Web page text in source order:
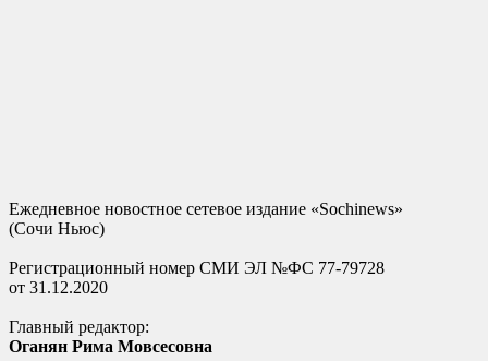
Ежедневное новостное сетевое издание «Sochinews»
(Сочи Ньюс)
Регистрационный номер СМИ ЭЛ №ФС 77-79728
от 31.12.2020
Главный редактор:
Оганян Рима Мовсесовна